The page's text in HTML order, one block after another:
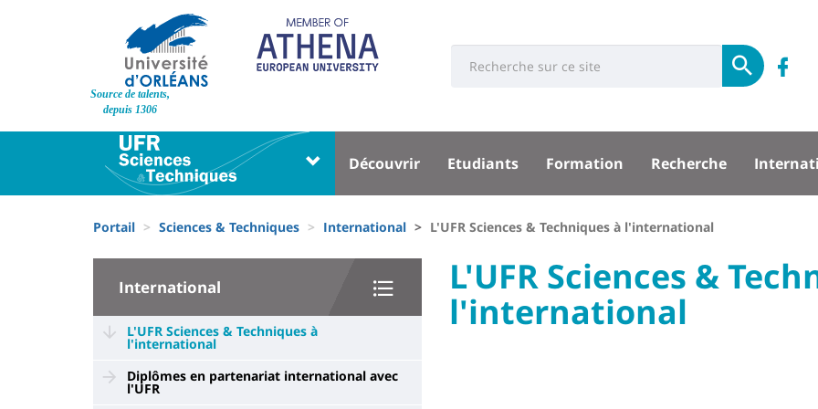
Site
Source de talents,
depuis 1306
Université
Soumettre
Université
Block
liste
des
composantes
Menu
principal
Découvrir Etudiants Formation Recherche
d'Ariane
Portail Sciences & Techniques International L'UFR Sciences & Techniques à l'international
University
Sidebar
International
L'UFR Sciences & Techniques à
l'international
Diplômes en partenariat international avec
l'UFR
University
:
Main
Titre
L'UFR Sciences &
l'international